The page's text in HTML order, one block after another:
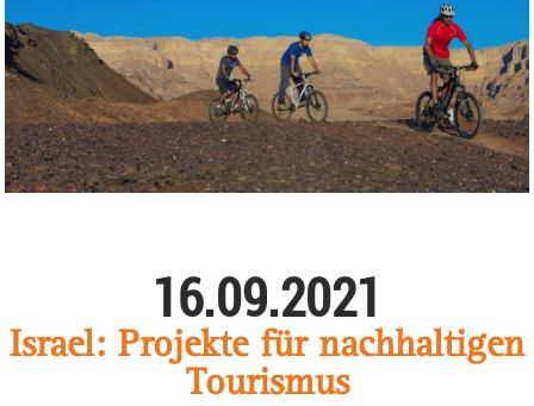
16.09.2021
Israel: Projekte für nachhaltigen
Tourismus